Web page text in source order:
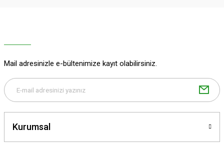
Bu ürüne benzer farklı alternatifler olmalı.
Mail adresinizle e-bültenimize kayıt olabilirsiniz.
Kurumsal